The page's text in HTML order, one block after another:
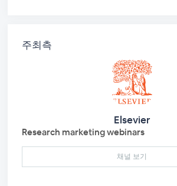
주최측
Elsevier
Research marketing webinars
채널 보기